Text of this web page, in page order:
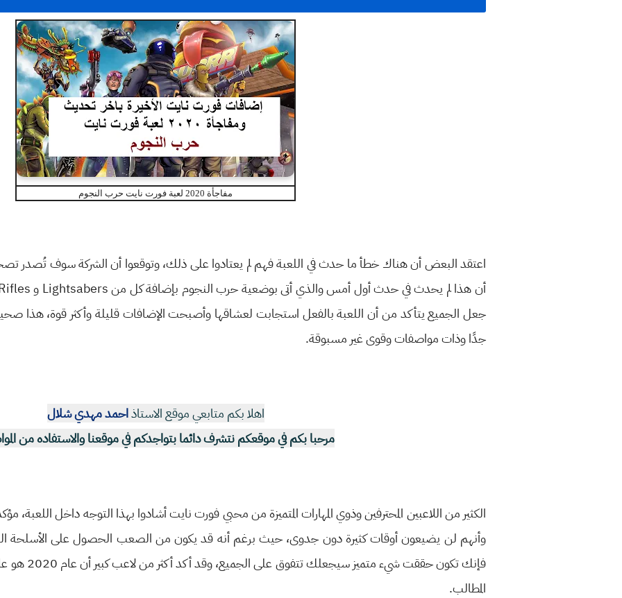
مفاجأة 2020 لعبة فورت نايت حرب النجوم
اعتقد البعض أن هناك خطأ ما حدث في اللعبة فهم لم يعتادوا على ذلك، وتوقعوا أن الشركة سوف تُصدر
جعل الجميع يتأكد من أن اللعبة بالفعل استجابت لعشاقها وأصبحت الإضافات قليلة وأكثر قوة، هذا
جدًا وذات مواصفات وقوى غير مسبوقة.
اهلا بكم متابعي موقع الاستاذاحمد مهدي شلال
مرحبا بكم في موقعكم نتشرف دائما بتواجدكم في موقعنا والاستفاده من
الكثير من اللاعبين المحترفين وذوي المهارات المتميزة من محبي فورت نايت أشادوا بهذا التوجه داخل اللعبة،
وأنهم لن يضيعون أوقات كثيرة دون جدوى، حيث برغم أنه قد يكون من الصعب الحصول على الأسلحة
المطالب.